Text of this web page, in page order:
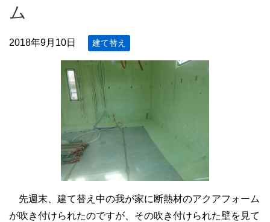
ム
2018年9月10日 建て替え
先週末、建て替え中の我が家に断熱材のアクアフォーム
が吹き付けられたのですが、その吹き付けられた壁を見て